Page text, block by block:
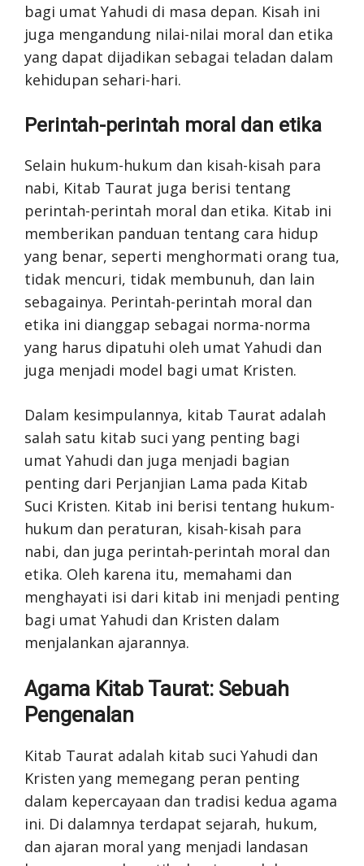
bagi umat Yahudi di masa depan. Kisah ini
juga mengandung nilai-nilai moral dan etika
yang dapat dijadikan sebagai teladan dalam
kehidupan sehari-hari.
Perintah-perintah moral dan etika
Selain hukum-hukum dan kisah-kisah para
nabi, Kitab Taurat juga berisi tentang
perintah-perintah moral dan etika. Kitab ini
memberikan panduan tentang cara hidup
yang benar, seperti menghormati orang tua,
tidak mencuri, tidak membunuh, dan lain
sebagainya. Perintah-perintah moral dan
etika ini dianggap sebagai norma-norma
yang harus dipatuhi oleh umat Yahudi dan
juga menjadi model bagi umat Kristen.
Dalam kesimpulannya, kitab Taurat adalah
salah satu kitab suci yang penting bagi
umat Yahudi dan juga menjadi bagian
penting dari Perjanjian Lama pada Kitab
Suci Kristen. Kitab ini berisi tentang hukum-
hukum dan peraturan, kisah-kisah para
nabi, dan juga perintah-perintah moral dan
etika. Oleh karena itu, memahami dan
menghayati isi dari kitab ini menjadi penting
bagi umat Yahudi dan Kristen dalam
menjalankan ajarannya.
Agama Kitab Taurat: Sebuah
Pengenalan
Kitab Taurat adalah kitab suci Yahudi dan
Kristen yang memegang peran penting
dalam kepercayaan dan tradisi kedua agama
ini. Di dalamnya terdapat sejarah, hukum,
dan ajaran moral yang menjadi landasan